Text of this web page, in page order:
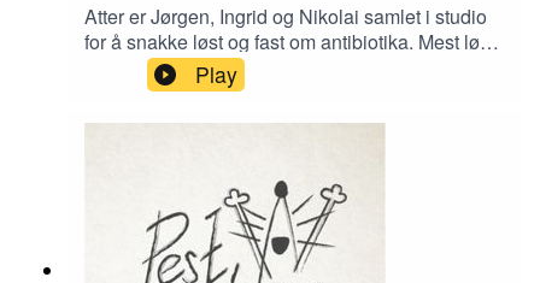
Atter er Jørgen, Ingrid og Nikolai samlet i studio
for å snakke løst og fast om antibiotika. Mest løst.
I denne episoden tar vi for oss på
virkningsmekanismene til de ulike
antibiotikagruppene - ingen detaljkunnskap her,
Play